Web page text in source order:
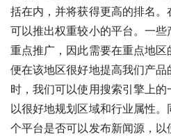
括在内，并将获得更高的排名
可以推出权重较小的平台。一
重点推广，因此需要在重点地
便在该地区很好地提高我们产
时，我们可以使用搜索引擎上
以很好地规划区域和行业属性
个平台是否可以发布新闻源，